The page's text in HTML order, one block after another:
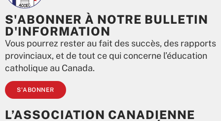
S'ABONNER À NOTRE BULLETIN
D'INFORMATION
Vous pourrez rester au fait des succès, des rapports
provinciaux, et de tout ce qui concerne l’éducation
catholique au Canada.
S'ABONNER
L’ASSOCIATION CANADIENNE